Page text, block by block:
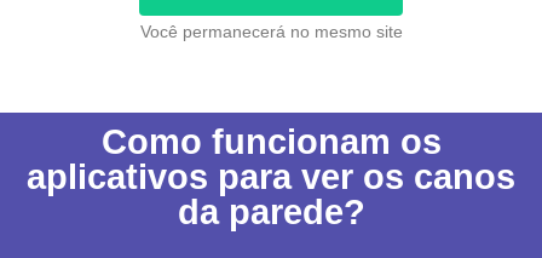
Você permanecerá no mesmo site
Como funcionam os
aplicativos para ver os canos
da parede?